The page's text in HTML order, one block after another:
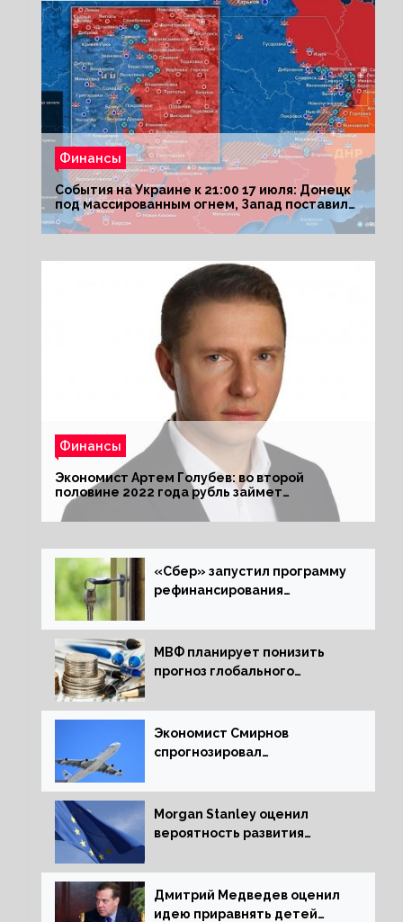
Финансы
События на Украине к 21:00 17 июля: Донецк
под массированным огнем, Запад поставил
Киеву ультиматум
Финансы
Экономист Артем Голубев: во второй
половине 2022 года рубль займет
комфортный курс
«Сбер» запустил программу
рефинансирования
МВФ планирует понизить
прогноз глобального
следующем отчете
Экономист Смирнов
спрогнозировал
России
Morgan Stanley оценил
вероятность развития
Дмитрий Медведев оценил
идею приравнять детей